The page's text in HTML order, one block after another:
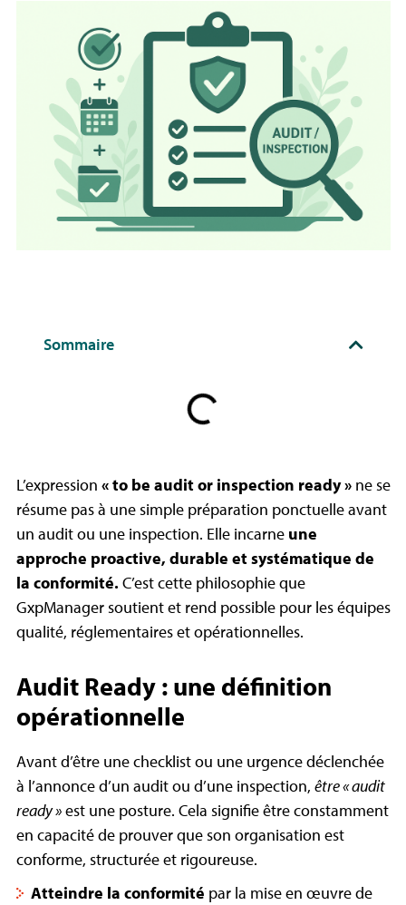
Sommaire
L’expression «to be audit or inspection ready »ne se
résume pas à une simple préparation ponctuelle avant
un audit ou une inspection. Elle incarneune
approche proactive, durable et systématique de
la conformité. C’est cette philosophie que
GxpManagersoutient et rend possible pour les équipes
qualité, réglementaires et opérationnelles.
Audit Ready : une définition
opérationnelle
Avant d’être une checklist ou une urgence déclenchée
à l’annonce d’un audit ou d’une inspection, être « audit
ready »est une posture. Cela signifie être constamment
en capacité de prouver que son organisation est
conforme, structurée et rigoureuse.
Atteindre la conformité par la mise en œuvre de